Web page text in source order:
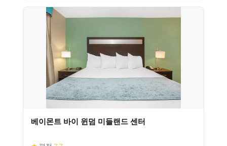
베이몬트 바이 윈덤 미들랜드 센터